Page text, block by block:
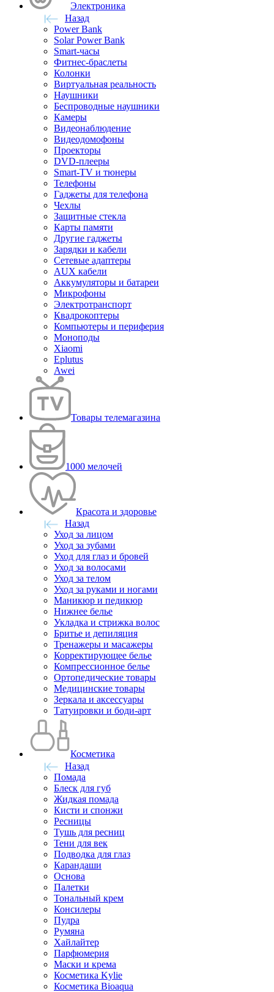
Электроника
Назад
Power Bank
Solar Power Bank
Smart-часы
Фитнес-браслеты
Колонки
Виртуальная реальность
Наушники
Беспроводные наушники
Камеры
Видеонаблюдение
Видеодомофоны
Проекторы
DVD-плееры
Smart-TV и тюнеры
Телефоны
Гаджеты для телефона
Чехлы
Защитные стекла
Карты памяти
Другие гаджеты
Зарядки и кабели
Сетевые адаптеры
AUX кабели
Аккумуляторы и батареи
Микрофоны
Электротранспорт
Квадрокоптеры
Компьютеры и периферия
Моноподы
Xiaomi
Eplutus
Awei
Товары телемагазина
1000 мелочей
Красота и здоровье
Назад
Уход за лицом
Уход за зубами
Уход для глаз и бровей
Уход за волосами
Уход за телом
Уход за руками и ногами
Маникюр и педикюр
Нижнее белье
Укладка и стрижка волос
Бритье и депиляция
Тренажеры и масажеры
Корректирующее белье
Компрессионное белье
Ортопедические товары
Медицинские товары
Зеркала и аксессуары
Татуировки и боди-арт
Косметика
Назад
Помада
Блеск для губ
Жидкая помада
Кисти и спонжи
Ресницы
Тушь для ресниц
Тени для век
Подводка для глаз
Карандаши
Основа
Палетки
Тональный крем
Консилеры
Пудра
Румяна
Хайлайтер
Парфюмерия
Маски и крема
Косметика Kylie
Косметика Bioaqua